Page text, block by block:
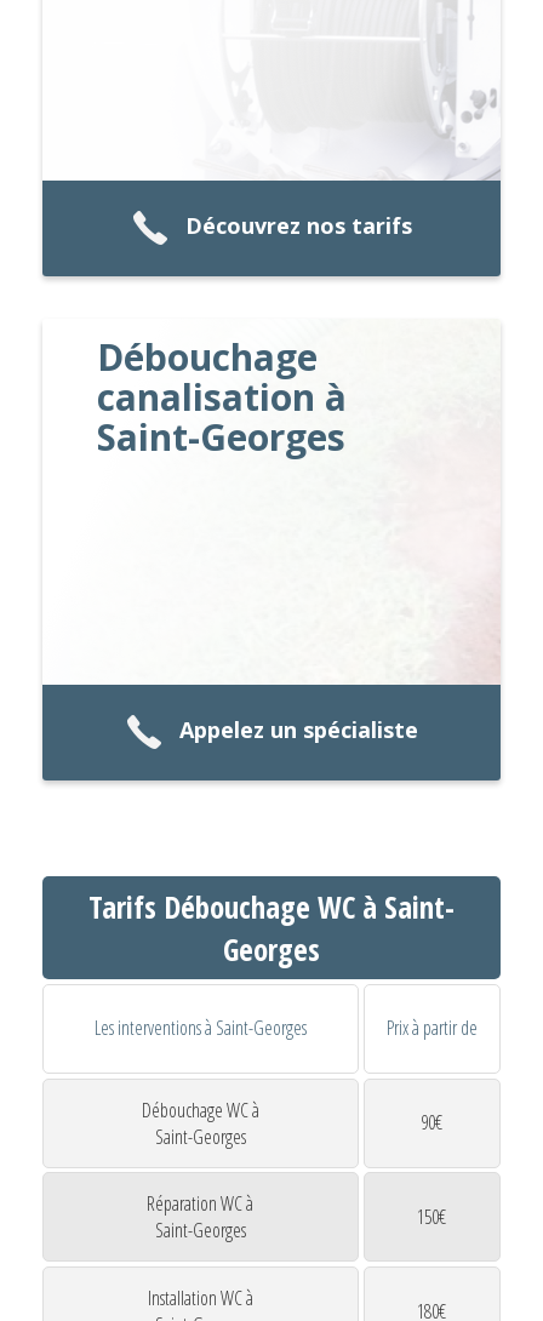
Découvrez nos tarifs
Débouchage
canalisation à
Saint-Georges
Appelez un spécialiste
Tarifs Débouchage WC à Saint-
Georges
Les interventions à Saint-Georges Prix à partir de
Débouchage WC à
Saint-Georges
90€
Réparation WC à
Saint-Georges
150€
Installation WC à
180€